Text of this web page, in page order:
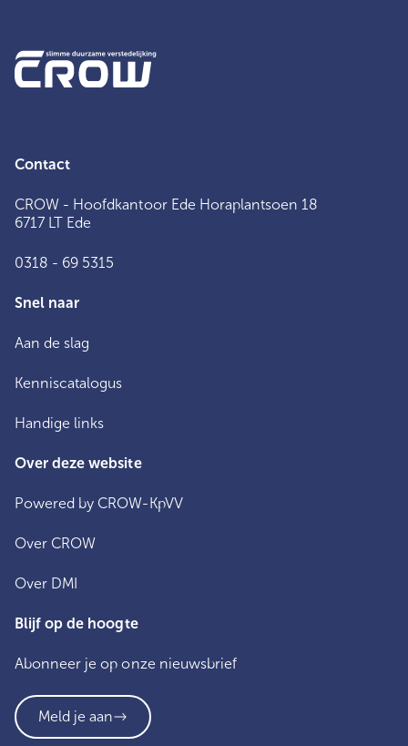
Contact
CROW - Hoofdkantoor Ede Horaplantsoen 18
6717 LT Ede
0318 - 69 5315
Snel naar
Aan de slag
Kenniscatalogus
Handige links
Over deze website
Powered by CROW-KpVV
Over CROW
Over DMI
Blijf op de hoogte
Abonneer je op onze nieuwsbrief
Meld je aan